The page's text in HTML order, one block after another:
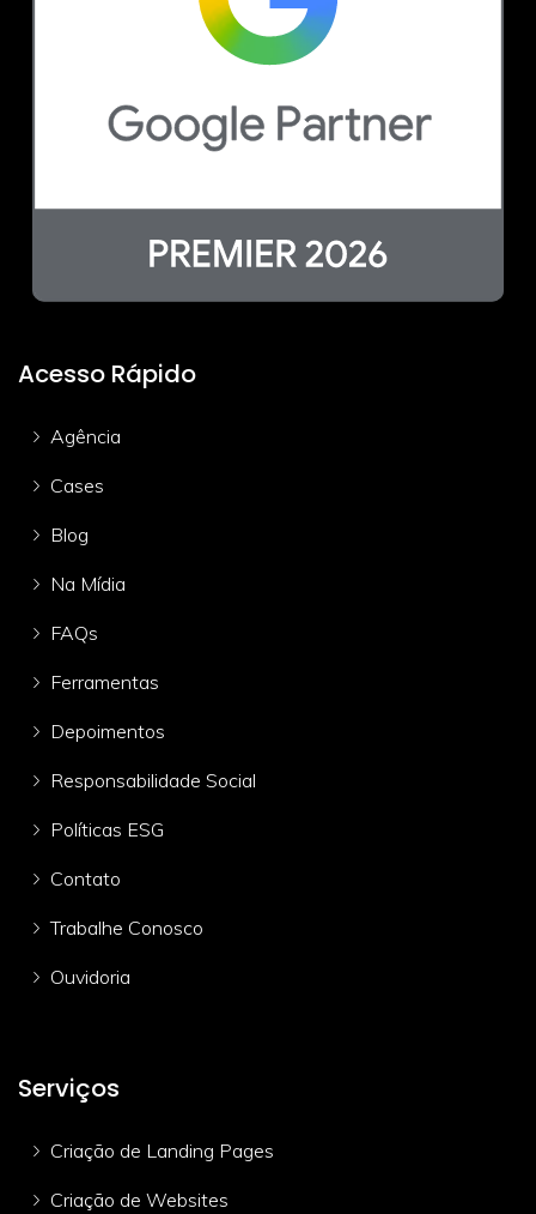
Acesso Rápido
Agência
Cases
Blog
Na Mídia
FAQs
Ferramentas
Depoimentos
Responsabilidade Social
Políticas ESG
Contato
Trabalhe Conosco
Ouvidoria
Serviços
Criação de Landing Pages
Criação de Websites